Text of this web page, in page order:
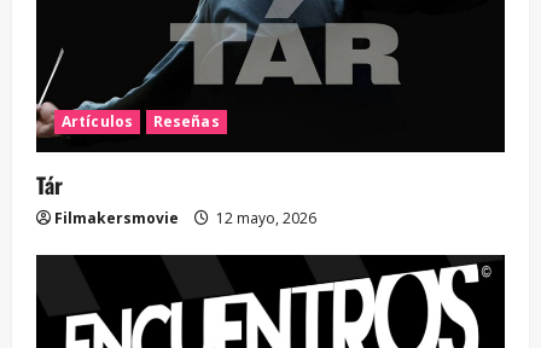
Artículos Reseñas
Tár
Filmakersmovie 12 mayo, 2026